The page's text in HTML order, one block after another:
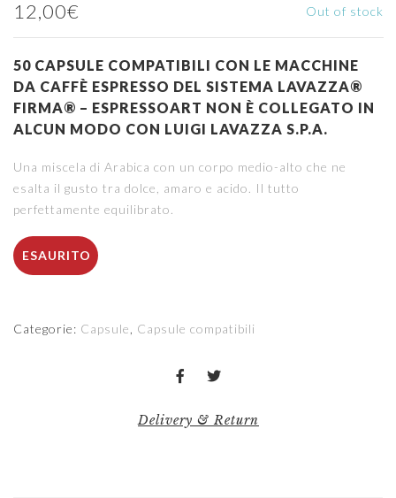
12,00€ Out of stock
50 CAPSULE COMPATIBILI CON LE MACCHINE
DA CAFFÈ ESPRESSO DEL SISTEMA LAVAZZA®
FIRMA® – ESPRESSOART NON È COLLEGATO IN
ALCUN MODO CON LUIGI LAVAZZA S.P.A.
Una miscela di Arabica con un corpo medio-alto che ne
esalta il gusto tra dolce, amaro e acido. Il tutto
perfettamente equilibrato.
ESAURITO
Categorie: Capsule Capsule compatibili
Delivery & Return